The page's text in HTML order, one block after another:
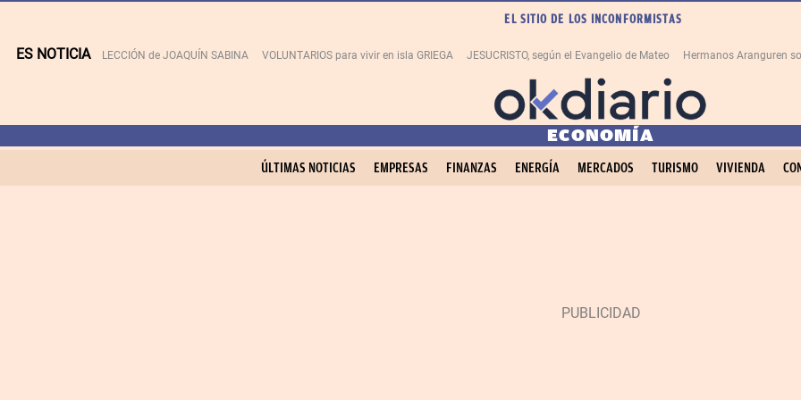
EL SITIO DE LOS INCONFORMISTAS
ES NOTICIA LECCIÓN de JOAQUÍN SABINA VOLUNTARIOS para vivir en isla GRIEGA JESUCRISTO, según el Evangelio de Mateo Hermanos Aranguren
ECONOMÍA
ÚLTIMAS NOTICIAS EMPRESAS FINANZAS ENERGÍA MERCADOS TURISMO VIVIENDA